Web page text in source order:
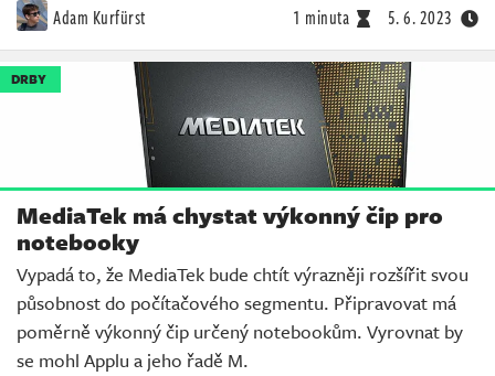
Adam Kurfürst 1 minuta 5. 6. 2023
DRBY
MediaTek má chystat výkonný čip pro
notebooky
Vypadá to, že MediaTek bude chtít výrazněji rozšířit svou
působnost do počítačového segmentu. Připravovat má
poměrně výkonný čip určený notebookům. Vyrovnat by
se mohl Applu a jeho řadě M.